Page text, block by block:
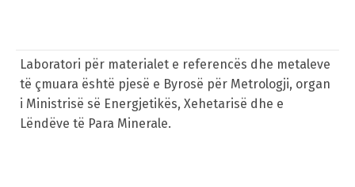
Laboratori për materialet e referencës dhe metaleve
të çmuara është pjesë e Byrosë për Metrologji, organ
i Ministrisë së Energjetikës, Xehetarisë dhe e
Lëndëve të Para Minerale.